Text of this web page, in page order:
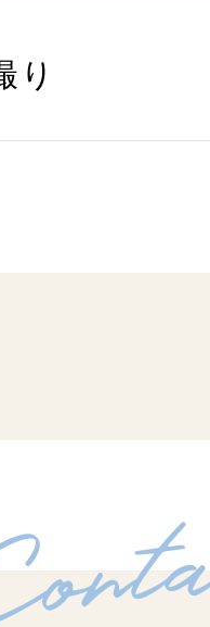
り